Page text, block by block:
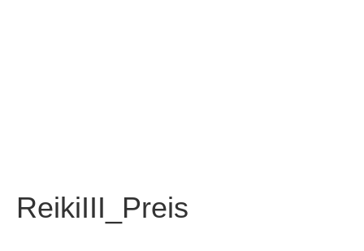
ReikiIII_Preis